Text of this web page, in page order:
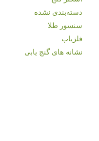
دسته‌بندی نشده
سنسور طلا
فلزیاب
نشانه های گنج یابی